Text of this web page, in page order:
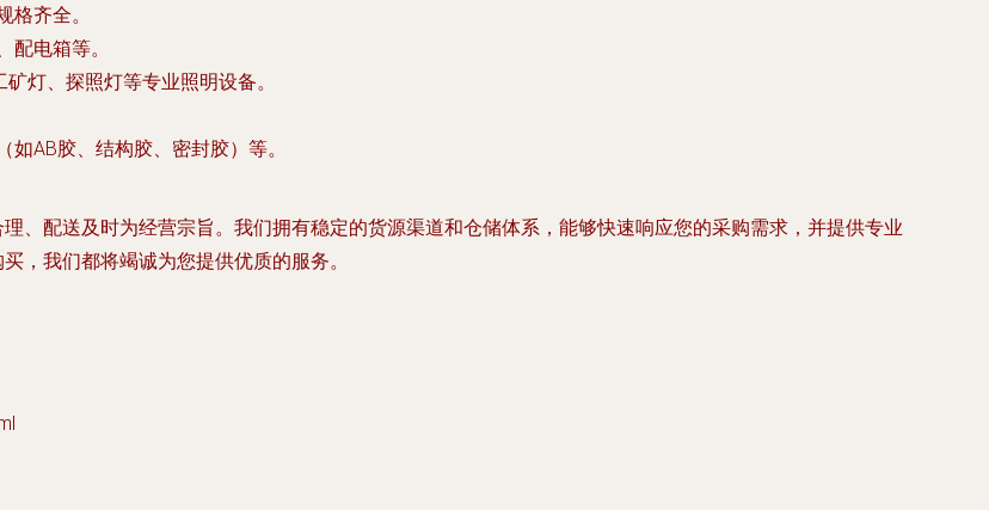
格齐全。
配电箱等。
灯、探照灯等专业照明设备。
AB胶、结构胶、密封胶）等。
、配送及时为经营宗旨。我们拥有稳定的货源渠道和仓储体系，能够快速响应您的采购需求，并提供专业
，我们都将竭诚为您提供优质的服务。